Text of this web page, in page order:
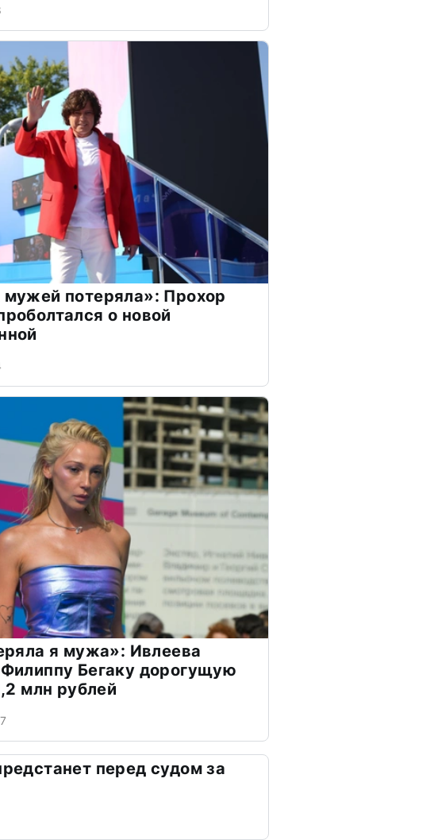
потеряла»: Прохор
о новой
я мужа»: Ивлеева
Бегаку дорогущую
млн рублей
перед судом за